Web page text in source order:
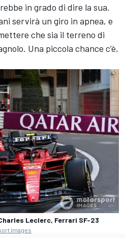
in grado di dire la sua.
servirà un giro in apnea, e
che sia il terreno di
Una piccola chance c’è,
Leclerc, Ferrari SF-23
Images